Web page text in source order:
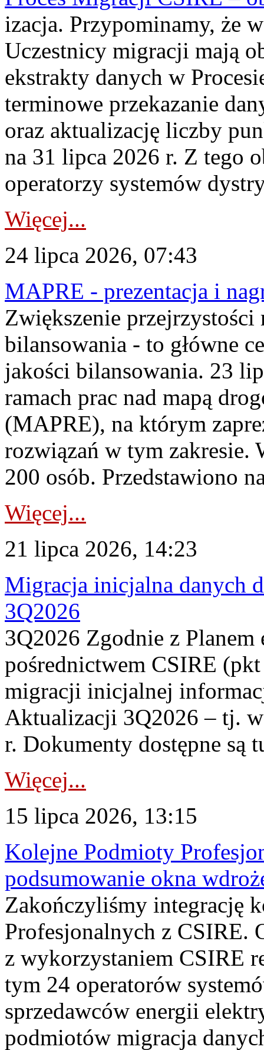
izacja. Przypominamy, że
Uczestnicy migracji mają
ekstrakty danych w
terminowe przekazanie
oraz aktualizację liczby
na 31 lipca 2026 r. Z tego
operatorzy systemów
Więcej...
24 lipca 2026, 07:43
MAPRE - prezentacja i
Zwiększenie
bilansowania - to główne
jakości bilansowania. 23
ramach prac nad mapą
(MAPRE), na którym
rozwiązań w tym zakresie.
200 osób. Przedstawiono
Więcej...
21 lipca 2026, 14:23
Migracja inicjalna danych
3Q2026
3Q2026 Zgodnie z
pośrednictwem CSIRE
migracji inicjalnej
Aktualizacji 3Q2026 – tj.
r. Dokumenty dostępne są
Więcej...
15 lipca 2026, 13:15
Kolejne Podmioty
podsumowanie okna
Zakończyliśmy integrację
Profesjonalnych z CSIRE.
z wykorzystaniem CSIRE
tym 24 operatorów
sprzedawców energii
podmiotów migracja